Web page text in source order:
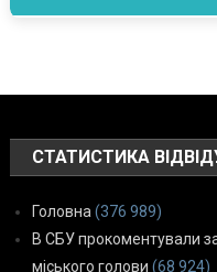
СТАТИСТИКА
Головна (376 989)
В СБУ прокоментували
міського голови (68 924)